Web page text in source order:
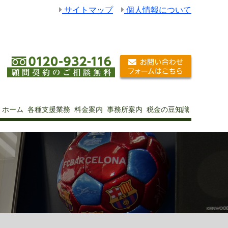
サイトマップ 個人情報について
ホーム 各種支援業務 料金案内 事務所案内 税金の豆知識